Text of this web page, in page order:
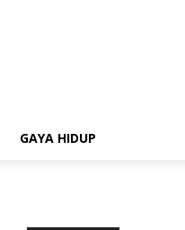
GAYA HIDUP